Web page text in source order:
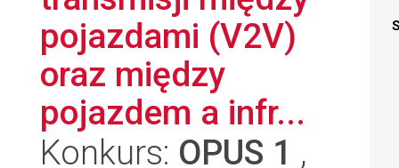
pojazdami (V2V)
oraz między
pojazdem a infr...
Konkurs: OPUS 1 ,